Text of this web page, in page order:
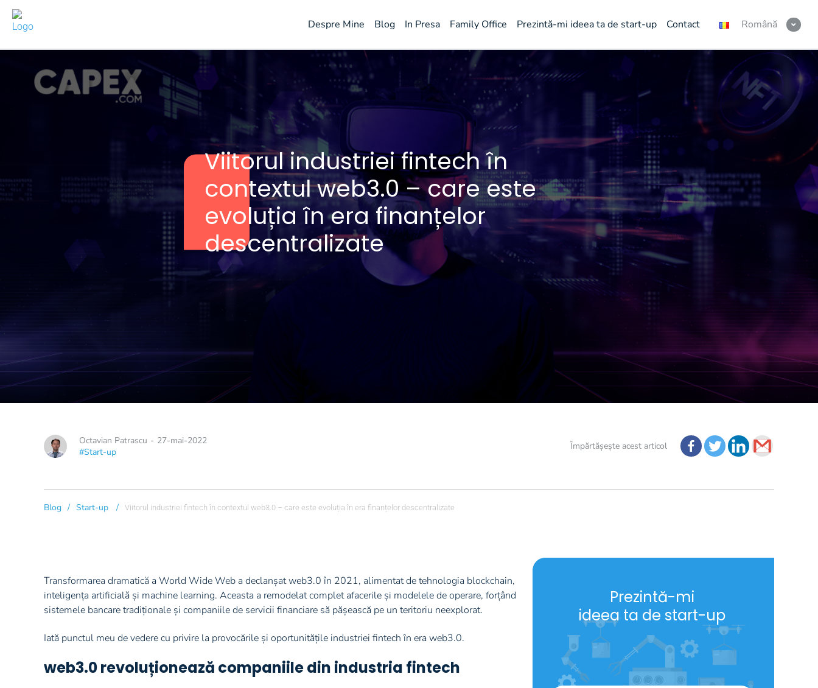
Despre Mine Blog In Presa Family Office Prezintă-mi ideea ta de start-up Contact Română
Viitorul industriei fintech în
contextul web3.0 – care este
evoluția în era finanțelor
descentralizate
Octavian Patrascu - 27-mai-2022
#Start-up
Împărtășește acest articol
Blog / Start-up / Viitorul industriei fintech în contextul web3.0 – care este evoluția în era finanțelor descentralizate
Transformarea dramatică a World Wide Web a declanșat web3.0 în 2021, alimentat de tehnologia blockchain,
inteligența artificială și machine learning. Aceasta a remodelat complet afacerile și modelele de operare, forțând
sistemele bancare tradiționale și companiile de servicii financiare să pășească pe un teritoriu neexplorat.
Iată punctul meu de vedere cu privire la provocările și oportunitățile industriei fintech în era web3.0.
web3.0 revoluționează companiile din industria fintech
Prezintă-mi
ideea ta de start-up